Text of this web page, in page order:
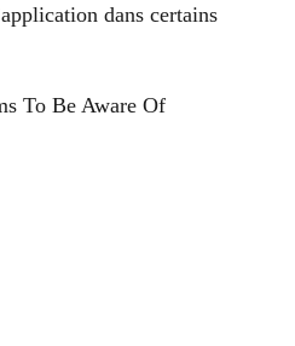
dans certains